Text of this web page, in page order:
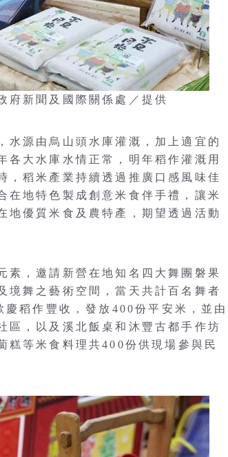
新聞及國際關係處／提供
水源由烏山頭水庫灌溉，加上適宜的
各大水庫水情正常，明年稻作灌溉用
，稻米產業持續透過推廣口感風味佳
在地特色製成創意米食伴手禮，讓米
地優質米食及農特產，期望透過活動
素，邀請新營在地知名四大舞團磐果
境舞之藝術空間，當天共計百名舞者
稻作豐收，發放400份平安米，並由
區，以及溪北飯桌和沐豐古都手作坊
糕等米食料理共400份供現場參與民